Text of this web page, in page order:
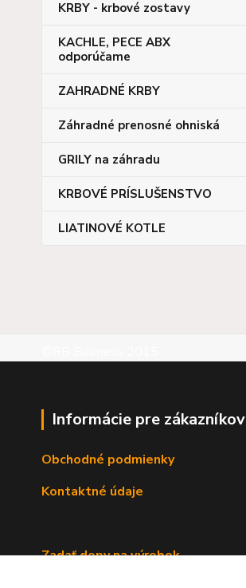
KRBY - krbové zostavy
KACHLE, PECE ABX
odporúčame
ZAHRADNÉ KRBY
Záhradné prenosné ohniská
GRILY na záhradu
KRBOVÉ PRÍSLUŠENSTVO
LIATINOVÉ KOTLE
Informácie pre zákazníkov
Obchodné podmienky
Kontaktné údaje
Zadať dopy na výrobok